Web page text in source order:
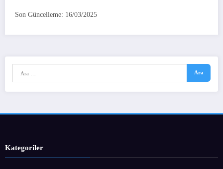
Son Güncelleme: 16/03/2025
Kategoriler